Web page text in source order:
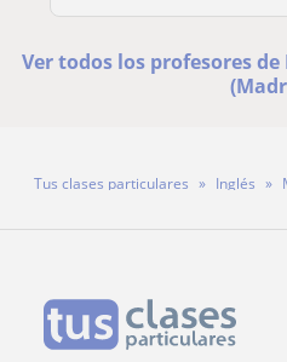
Ver todos los profesores
Tus clases particulares Inglés